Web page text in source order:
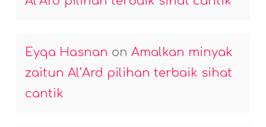
Eyqa Hasnan on Amalkan minyak
zaitun Al’Ard pilihan terbaik sihat
cantik